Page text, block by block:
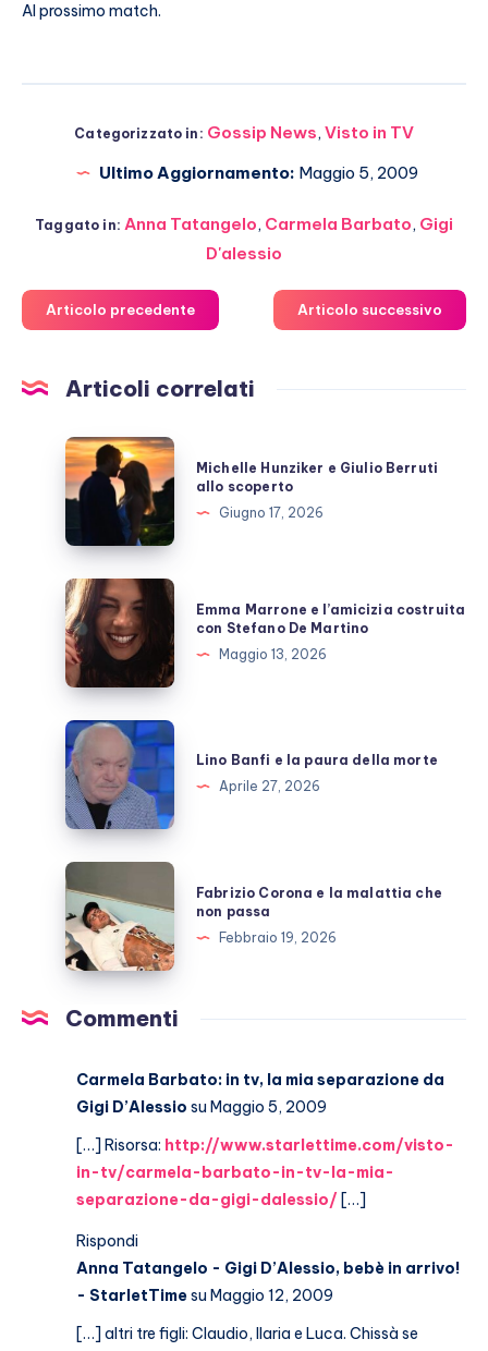
Al prossimo match.
Categorizzato in: Gossip News, Visto in TV
Ultimo Aggiornamento: Maggio 5, 2009
Taggato in: Anna Tatangelo, Carmela Barbato, Gigi
D'alessio
Articolo precedente Articolo successivo
Articoli correlati
Michelle
Hunziker
e
Berruti
allo
scoperto
Michelle Hunziker e Giulio Berruti
allo scoperto
Giugno 17, 2026
Emma
Marrone
e
l’amicizia
costruita
con
Stefano
De
Martino
Emma Marrone e l’amicizia costruita
con Stefano De Martino
Maggio 13, 2026
Lino
Banfi
e
la
paura
della
morte
Lino Banfi e la paura della morte
Aprile 27, 2026
Fabrizio
Corona
e
la
malattia
che
Fabrizio Corona e la malattia che
non passa
Febbraio 19, 2026
Commenti
Carmela Barbato: in tv, la mia separazione da
Gigi D’Alessio su Maggio 5, 2009
[…] Risorsa: http://www.starlettime.com/visto-
in-tv/carmela-barbato-in-tv-la-mia-
separazione-da-gigi-dalessio/ […]
Rispondi
Anna Tatangelo - Gigi D’Alessio, bebè in arrivo!
- StarletTimesu Maggio 12, 2009
[…] altri tre figli: Claudio, Ilaria e Luca. Chissà se